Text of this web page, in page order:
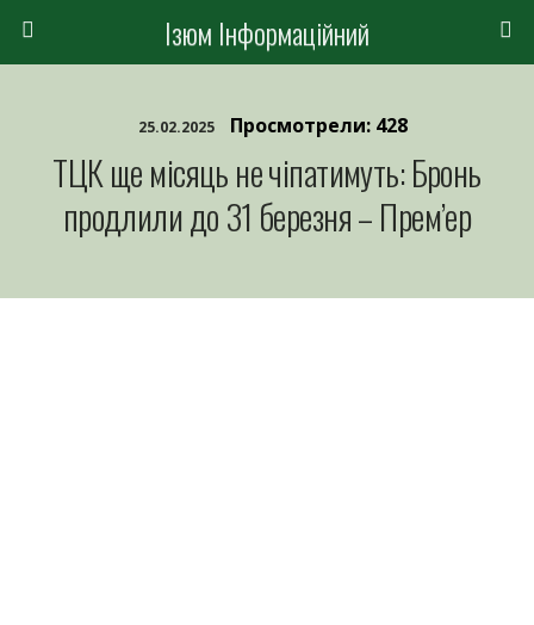
Ізюм Інформаційний
25.02.2025 Просмотрели: 428
ТЦК ще місяць не чіпатимуть: Бронь
продлили до 31 березня – Прем’ер